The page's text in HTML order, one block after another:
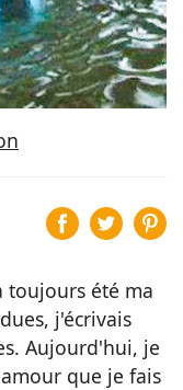
toujours été ma
j'écrivais
Aujourd'hui, je
que je fais